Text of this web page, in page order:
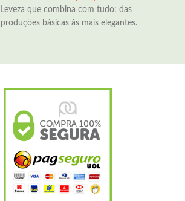
Leveza que combina com tudo: das
produções básicas às mais elegantes.